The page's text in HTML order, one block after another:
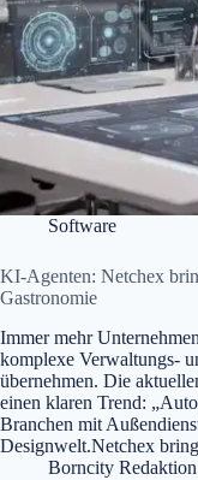
Software
KI-Agenten: Netchex
Gastronomie
Immer mehr
komplexe Verwaltungs-
übernehmen. Die
einen klaren Trend:
Branchen mit
Designwelt.Netchex
Borncity Redaktion